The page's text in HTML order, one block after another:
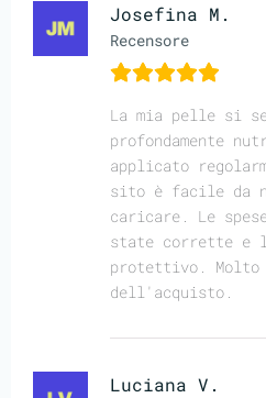
Josefina M.
Recensore
La mia pelle si
profondamente
applicato
sito è facile da
caricare. Le
state corrette e
protettivo. Molto
dell'acquisto.
Luciana V.